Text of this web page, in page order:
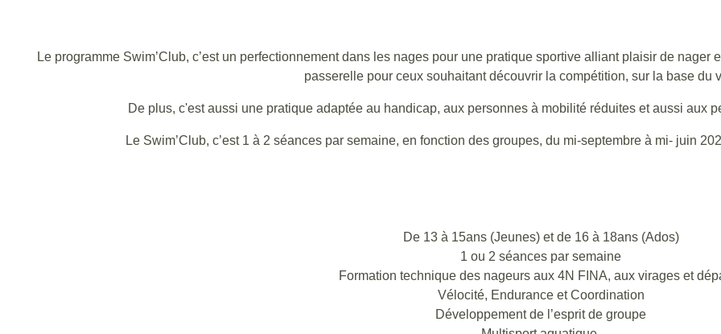
Le programme Swim’Club, c’est un perfectionnement dans les nages pour une pratique sportive alliant plaisir de nager
passerelle pour ceux souhaitant découvrir la compétition, sur la base du
De plus, c'est aussi une pratique adaptée au handicap, aux personnes à mobilité réduites et aussi aux
Le Swim’Club, c’est 1 à 2 séances par semaine, en fonction des groupes, du mi-septembre à mi- juin
De 13 à 15ans (Jeunes) et de 16 à 18ans (Ados)
1 ou 2 séances par semaine
Formation technique des nageurs aux 4N FINA, aux virages et
Vélocité, Endurance et Coordination
Développement de l’esprit de groupe